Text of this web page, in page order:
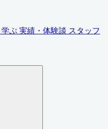
学ぶ 実績・体験談 スタッフ